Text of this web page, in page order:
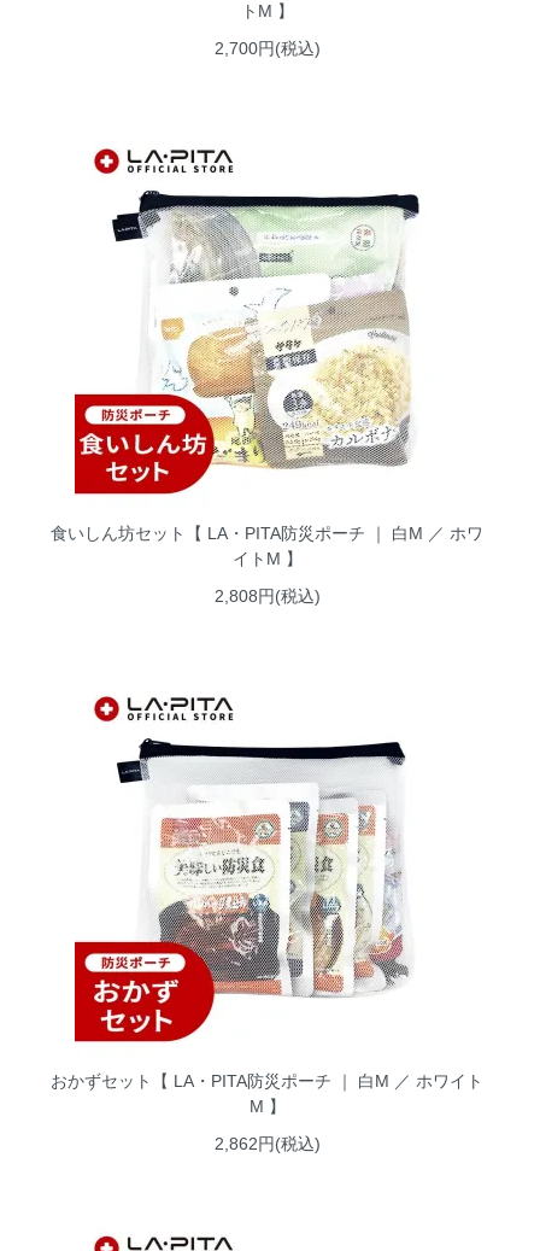
トM 】
2,700円(税込)
食いしん坊セット【 LA・PITA防災ポーチ ｜ 白M ／ ホワ
イトM 】
2,808円(税込)
おかずセット【 LA・PITA防災ポーチ ｜ 白M ／ ホワイト
M 】
2,862円(税込)